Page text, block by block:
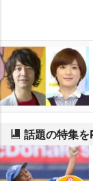
話題の特集を